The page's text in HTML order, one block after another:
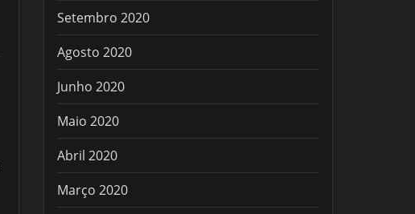
Setembro 2020
Agosto 2020
Junho 2020
Maio 2020
Abril 2020
Março 2020